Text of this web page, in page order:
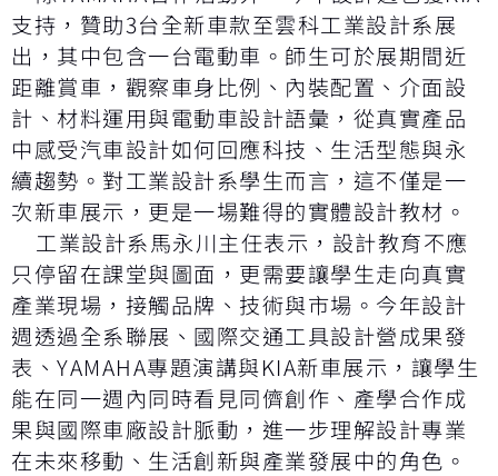
支持，贊助3台全新車款至雲科工業設計系展
出，其中包含一台電動車。師生可於展期間近
距離賞車，觀察車身比例、內裝配置、介面設
計、材料運用與電動車設計語彙，從真實產品
中感受汽車設計如何回應科技、生活型態與永
續趨勢。對工業設計系學生而言，這不僅是一
次新車展示，更是一場難得的實體設計教材。
工業設計系馬永川主任表示，設計教育不應
只停留在課堂與圖面，更需要讓學生走向真實
產業現場，接觸品牌、技術與市場。今年設計
週透過全系聯展、國際交通工具設計營成果發
表、YAMAHA專題演講與KIA新車展示，讓學生
能在同一週內同時看見同儕創作、產學合作成
果與國際車廠設計脈動，進一步理解設計專業
在未來移動、生活創新與產業發展中的角色。